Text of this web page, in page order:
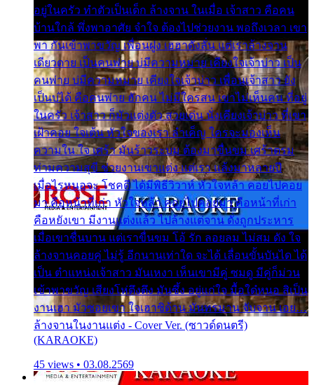
อยู่ในครัว ทำตัวเป็นเด็ก ล้างจาน ในเมื่อ เจ้าสาว คือคน
บ้านใกล้ พึ่งพาอาศัย จำใจ ต้องไปช่วยงาน พอถึงเวลา เขา
พา กันเข้าพาขวัญ เพื่อนฝูง เฮฮาดังลั่น แต่เราล้างจาน
เดียวดาย เป็นคนพ่าย บ่มีความหมาย เคียงใจเจ้าบ่าว เป็น
คนพ่าย บ่มีความหมาย เคียงใจเจ้าบ่าว เพื่อนเจ้าสาว ยัง
เป็นบ่ได้ คือคนพ่าย ฮักคน ไม่มีใครสน เขาไม่เห็นคน ที่อยู่
ในครัว เจ้าสาว ก็มัวแต่งตัว สวยเด่น นั่งเคียงเจ้าบ่าว ที่เขา
เฝ้าคอย ใจเต้น หัวใจของเรา ลำเค็ญ ใครจะมองเห็น
ความใน ใจ เศร้า มันร้าวระบม ต้องมาขื่นขม เศร้าตรม
ท่ามความสุขี ช่วยงานเขาแต่ง แต่เรา แล้งมาหลายปี
เมื่อไรหนอจะ โชคดี ได้มีพิธีวิวาห์ หัวใจหล้า คอยไปคอย
มา คือหน้าที่เก่า หัวใจหล้า คอยไปคอยมา คือหน้าที่เก่า
คือหยังเขา มีงานแต่งแล้ว ไปล้างแต่จาน ดั่งถูกประหาร
เมื่อเขาชื่นบาน แต่เราขื่นขม โอ้ รัก ลอยลม ไม่สม ดัง ใจ
ล้างจานคอยคู่ ไม่รู้ อีกนานเท่าใด จะได้ เลื่อนขั้นบันได ได้
เป็น ตำแหน่งเจ้าสาว มันเหงา เห็นเขามีคู่ ซมดู มีคู่ก็ม่วน
เข้าพาขวัญ เสียงโห่ตึงตึง มันซึ้ง อยู่แก่ใจ มื้อใด๋หนอ สิเป็น
งานเฮา มัวซอยเขา ใจเฮาซิด้าน มันทรมาน จับจาน เอย…
ล้างจานในงานแต่ง - Cover Ver. (ซาวด์ดนตรี)
(KARAOKE)
45 views • 03.08.2569